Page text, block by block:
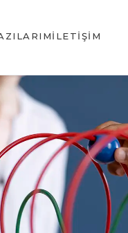
İLETIŞIM